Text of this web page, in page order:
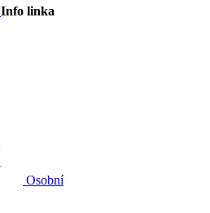
Info linka
Osobní